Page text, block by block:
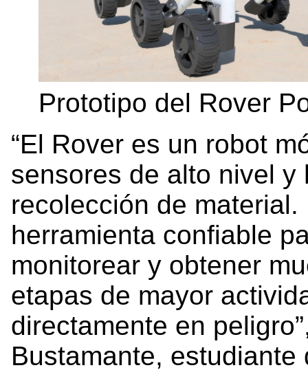
Prototipo del Rover
“El Rover es un robot
sensores de alto nivel y
recolección de
herramienta confiable
monitorear y obtener
etapas de mayor
directamente en
Bustamante,